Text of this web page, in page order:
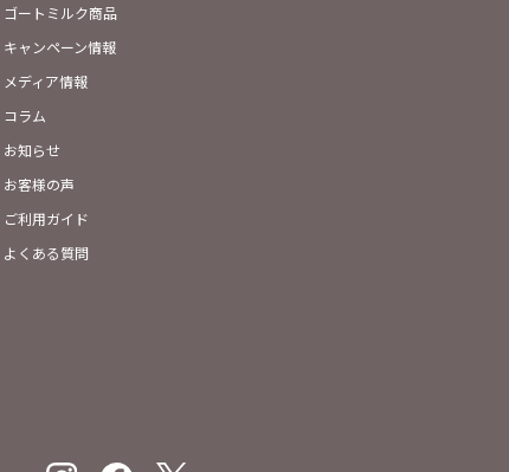
ゴートミルク商品
キャンペーン情報
メディア情報
コラム
お知らせ
お客様の声
ご利用ガイド
よくある質問